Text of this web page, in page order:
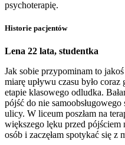
psychoterapię.
Historie pacjentów
Lena 22 lata, studentka
Jak sobie przypominam to
miarę upływu czasu było
etapie klasowego odludka.
pójść do nie
ulicy. W liceum poszłam na
większego lęku przed pójściem
osób i zaczęłam spotykać się z